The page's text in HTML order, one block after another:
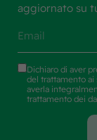
aggiornato su
Dichiaro di aver
del trattamento ai
averla
trattamento dei